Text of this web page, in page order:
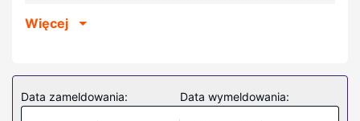
Informacyjne Arktyki Zachodniej. Hotel znajduje się 0,5 km
Poczuj się jak w domu w 82 klimatyzowanych pokojach,
Więcej
Data zameldowania: Data wymeldowania: